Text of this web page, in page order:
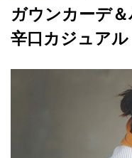
ガウンカーデ
辛口カジュアル